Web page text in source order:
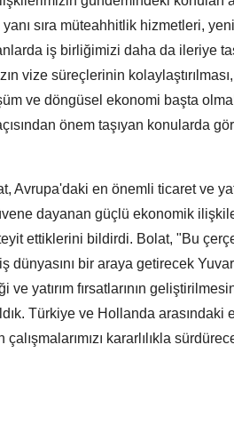
yanı sıra müteahhitlik hizmetleri,
iş birliğimizi daha da ileriye
vize süreçlerinin
ve döngüsel ekonomi başta
önem taşıyan konularda
Avrupa'daki en önemli ticaret ve
dayanan güçlü ekonomik
ettiklerini bildirdi. Bolat, "Bu
dünyasını bir araya getirecek
ve yatırım fırsatlarının
Türkiye ve Hollanda
çalışmalarımızı kararlılıkla